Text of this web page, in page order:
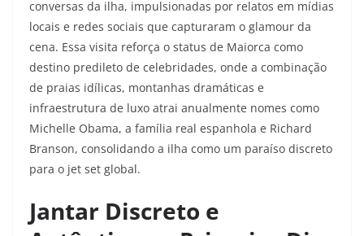
conversas da ilha, impulsionadas por relatos em mídias
locais e redes sociais que capturaram o glamour da
cena. Essa visita reforça o status de Maiorca como
destino predileto de celebridades, onde a combinação
de praias idílicas, montanhas dramáticas e
infraestrutura de luxo atrai anualmente nomes como
Michelle Obama, a família real espanhola e Richard
Branson, consolidando a ilha como um paraíso discreto
para o jet set global.
Jantar Discreto e